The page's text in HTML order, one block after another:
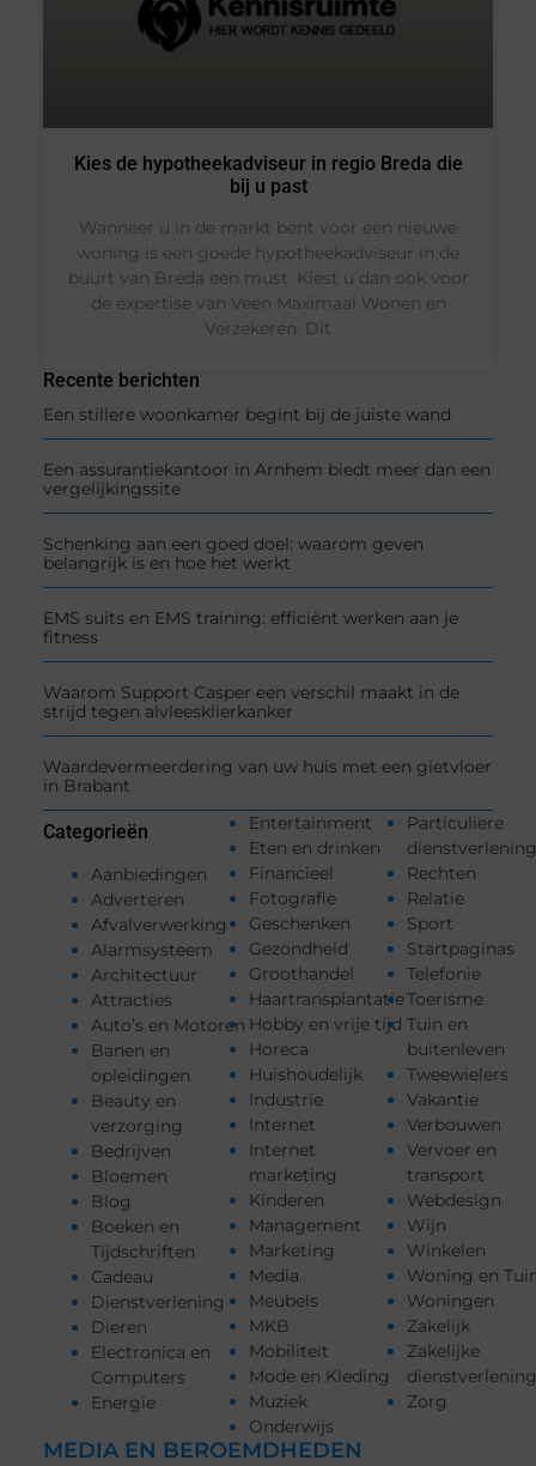
Recente berichten
Een stillere woonkamer begint bij de juiste wand
Een assurantiekantoor in Arnhem biedt meer dan een
vergelijkingssite
Schenking aan een goed doel: waarom geven
belangrijk is en hoe het werkt
EMS suits en EMS training: efficiënt werken aan je
fitness
Waarom Support Casper een verschil maakt in de
strijd tegen alvleesklierkanker
Waardevermeerdering van uw huis met een gietvloer
in Brabant
Categorieën
Aanbiedingen
Adverteren
Afvalverwerking
Alarmsysteem
Architectuur
Attracties
Auto’s en Motoren
Banen en
opleidingen
Beauty en
verzorging
Bedrijven
Bloemen
Blog
Boeken en
Tijdschriften
Cadeau
Dienstverlening
Dieren
Electronica en
Computers
Energie
Entertainment
Eten en drinken
Financieel
Fotografie
Geschenken
Gezondheid
Groothandel
Haartransplantatie
Hobby en vrije tijd
Horeca
Huishoudelijk
Industrie
Internet
Internet
marketing
Kinderen
Management
Marketing
Media
Meubels
MKB
Mobiliteit
Mode en Kleding
Muziek
Onderwijs
Particuliere
Rechten
Relatie
Sport
Startpaginas
Telefonie
Toerisme
Tuin en
buitenleven
Tweewielers
Vakantie
Verbouwen
Vervoer en
transport
Webdesign
Wijn
Winkelen
Woning en
Woningen
Zakelijk
Zakelijke
Zorg
MEDIA EN BEROEMDHEDEN
Kies de hypotheekadviseur in regio Breda die
bij u past
Wanneer u in de markt bent voor een nieuwe
woning is een goede hypotheekadviseur in de
buurt van Breda een must. Kiest u dan ook voor
de expertise van Veen Maximaal Wonen en
Verzekeren. Dit